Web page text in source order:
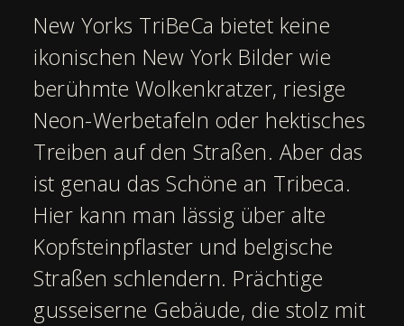
New Yorks TriBeCa bietet keine
ikonischen New York Bilder wie
berühmte Wolkenkratzer, riesige
Neon-Werbetafeln oder hektisches
Treiben auf den Straßen. Aber das
ist genau das Schöne an Tribeca.
Hier kann man lässig über alte
Kopfsteinpflaster und belgische
Straßen schlendern. Prächtige
gusseiserne Gebäude, die stolz mit